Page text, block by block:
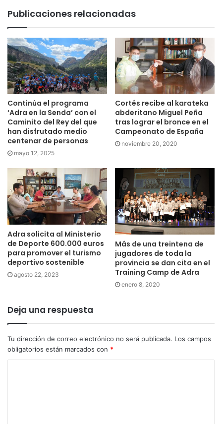
Publicaciones relacionadas
Continúa el programa
‘Adra en la Senda’ con el
Caminito del Rey del que
han disfrutado medio
centenar de personas
mayo 12, 2025
Cortés recibe al karateka
abderitano Miguel Peña
tras lograr el bronce en el
Campeonato de España
noviembre 20, 2020
Adra solicita al Ministerio
de Deporte 600.000 euros
para promover el turismo
deportivo sostenible
agosto 22, 2023
Más de una treintena de
jugadores de toda la
provincia se dan cita en el
Training Camp de Adra
enero 8, 2020
Deja una respuesta
Tu dirección de correo electrónico no será publicada. Los campos
obligatorios están marcados con *